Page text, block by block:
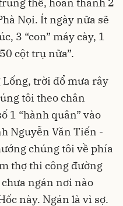
thế, hoàn thành 2
Nọi. Ít ngày nữa sẽ
3 “con” máy cày, 1
cột trụ nữa”.
Lống, trời đổ mưa rây
tôi theo chân
1 “hành quân” vào
Nguyễn Văn Tiến -
chúng tôi về phía
thợ thi công đường
ngán nơi nào
này. Ngán là vì sợ.